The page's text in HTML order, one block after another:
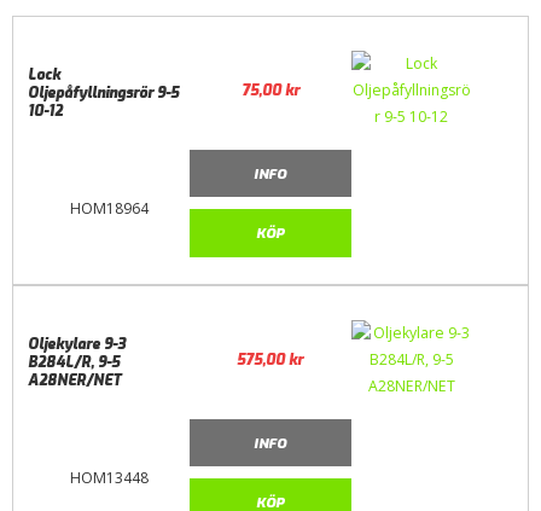
HOM18964
Lock
Oljepåfyllningsrör 9-5
10-12
75,00kr
INFO
KÖP
HOM13448
Oljekylare 9-3
B284L/R, 9-5
A28NER/NET
575,00kr
INFO
KÖP